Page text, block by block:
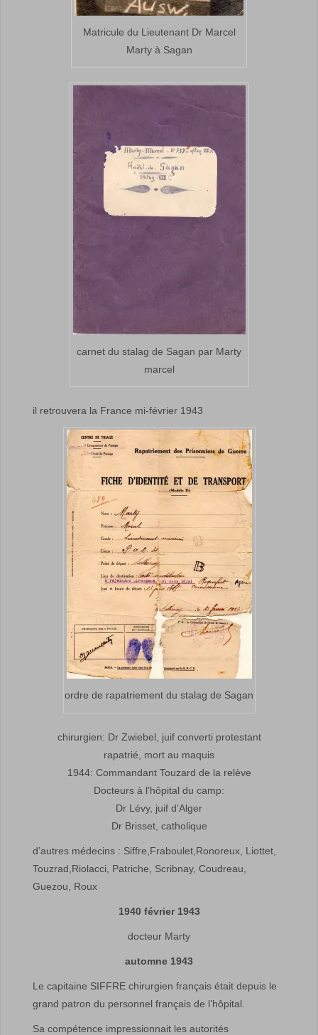
Matricule du Lieutenant Dr Marcel
Marty à Sagan
carnet du stalag de Sagan par Marty
marcel
il retrouvera la France mi-février 1943
ordre de rapatriement du stalag de Sagan
chirurgien: Dr Zwiebel, juif converti protestant
rapatrié, mort au maquis
1944: Commandant Touzard de la relève
Docteurs à l’hôpital du camp:
Dr Lévy, juif d’Alger
Dr Brisset, catholique
d’autres médecins : Siffre,Fraboulet,Ronoreux, Liottet,
Touzrad,Riolacci, Patriche, Scribnay, Coudreau,
Guezou, Roux
1940 février 1943
docteur Marty
automne 1943
Le capitaine SIFFRE chirurgien français était depuis le
grand patron du personnel français de l’hôpital.
Sa compétence impressionnait les autorités